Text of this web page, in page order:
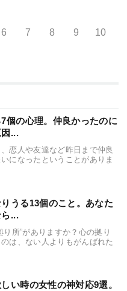
6 7 8 9
10
個の心理。仲良かったのに
...
恋人や友達など昨日まで仲良
になったということがありま
うる13個のこと。あなた
...
り所”がありますか？心の拠り
は、ない人よりもがんばれた
い時の女性の神対応9選。